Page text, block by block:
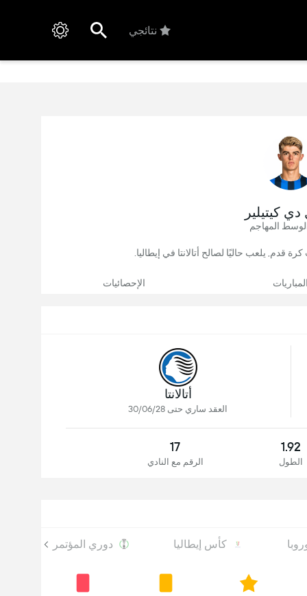
نتائجي
كيتيلير
المهاجم
المباريات الإحصائيات
أتالانتا
العقد ساري حتى 30/06/28
1.92
الطول
17
الرقم مع النادي
كأس إيطاليا دوري المؤتمر الأوروبي